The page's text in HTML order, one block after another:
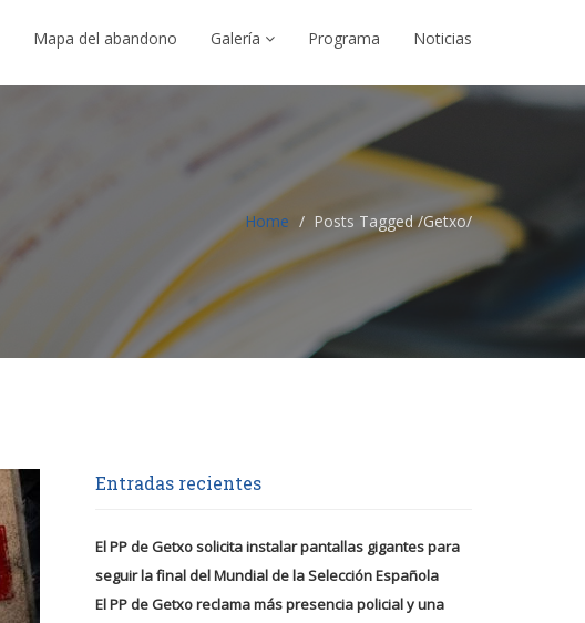
Mapa del abandono Galería Programa Noticias
Home Posts Tagged/Getxo/
Entradas recientes
El PP de Getxo solicita instalar pantallas gigantes para
seguir la final del Mundial de la Selección Española
El PP de Getxo reclama más presencia policial y una